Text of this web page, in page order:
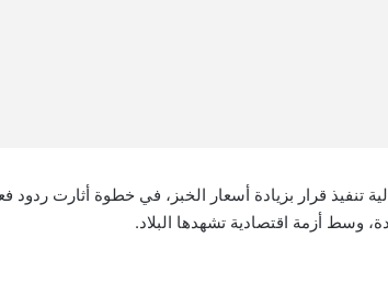
تنفيذ قرار بزيادة أسعار الخبز، في خطوة أثارت ردود
وسط أزمة اقتصادية تشهدها البلاد.